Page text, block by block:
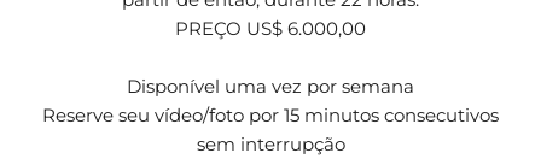
PREÇO US$ 6.000,00
Disponível uma vez por semana
Reserve seu vídeo/foto por 15 minutos consecutivos
sem interrupção